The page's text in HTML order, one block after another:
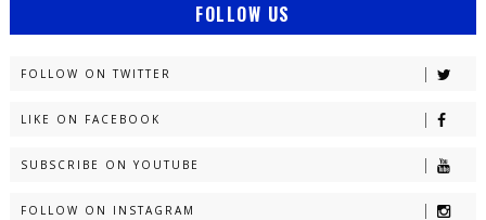
FOLLOW US
FOLLOW ON TWITTER
LIKE ON FACEBOOK
SUBSCRIBE ON YOUTUBE
FOLLOW ON INSTAGRAM